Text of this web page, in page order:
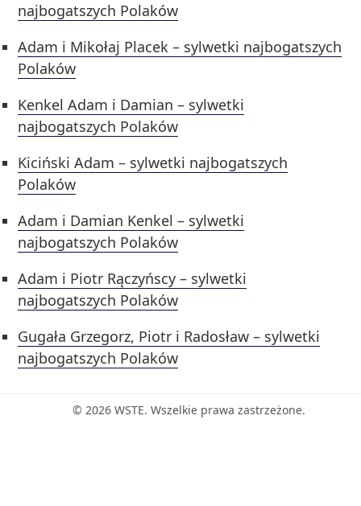
najbogatszych Polaków
Adam i Mikołaj Placek – sylwetki najbogatszych
Polaków
Kenkel Adam i Damian – sylwetki
najbogatszych Polaków
Kiciński Adam – sylwetki najbogatszych
Polaków
Adam i Damian Kenkel – sylwetki
najbogatszych Polaków
Adam i Piotr Rączyńscy – sylwetki
najbogatszych Polaków
Gugała Grzegorz, Piotr i Radosław – sylwetki
najbogatszych Polaków
© 2026 WSTE. Wszelkie prawa zastrzeżone.